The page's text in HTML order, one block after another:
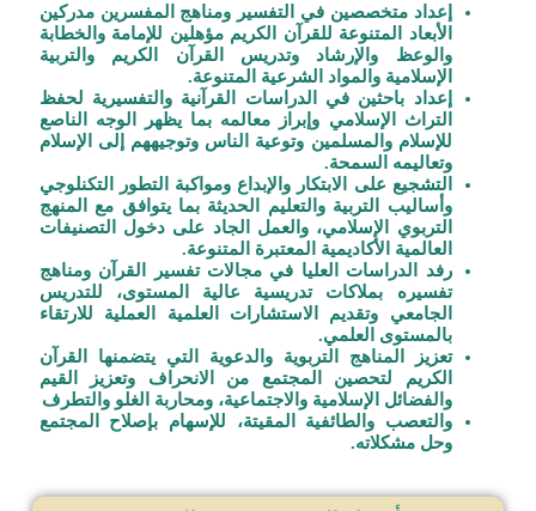
إعداد متخصصين في التفسير ومناهج المفسرين مدركين
الأبعاد المتنوعة للقرآن الكريم مؤهلين للإمامة والخطابة
والوعظ والإرشاد وتدريس القرآن الكريم والتربية
الإسلامية والمواد الشرعية المتنوعة.
إعداد باحثين في الدراسات القرآنية والتفسيرية لحفظ
التراث الإسلامي وإبراز معالمه بما يظهر الوجه الناصع
للإسلام والمسلمين وتوعية الناس وتوجيههم إلى الإسلام
وتعاليمه السمحة.
التشجيع على الابتكار والإبداع ومواكبة التطور التكنلوجي
وأساليب التربية والتعليم الحديثة بما يتوافق مع المنهج
التربوي الإسلامي، والعمل الجاد على دخول التصنيفات
العالمية الأكاديمية المعتبرة المتنوعة.
رفد الدراسات العليا في مجالات تفسير القرآن ومناهج
تفسيره بملاكات تدريسية عالية المستوى، للتدريس
الجامعي وتقديم الاستشارات العلمية العملية للارتقاء
بالمستوى العلمي.
تعزيز المناهج التربوية والدعوية التي يتضمنها القرآن
الكريم لتحصين المجتمع من الانحراف وتعزيز القيم
والفضائل الإسلامية والاجتماعية، ومحاربة الغلو والتطرف
والتعصب والطائفية المقيتة، للإسهام بإصلاح المجتمع
وحل مشكلاته.